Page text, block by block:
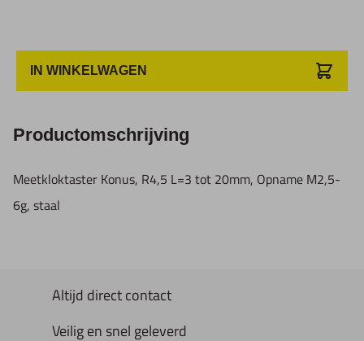
IN WINKELWAGEN
Productomschrijving
Meetkloktaster Konus, R4,5 L=3 tot 20mm, Opname M2,5-
6g, staal
Altijd direct contact
Veilig en snel geleverd